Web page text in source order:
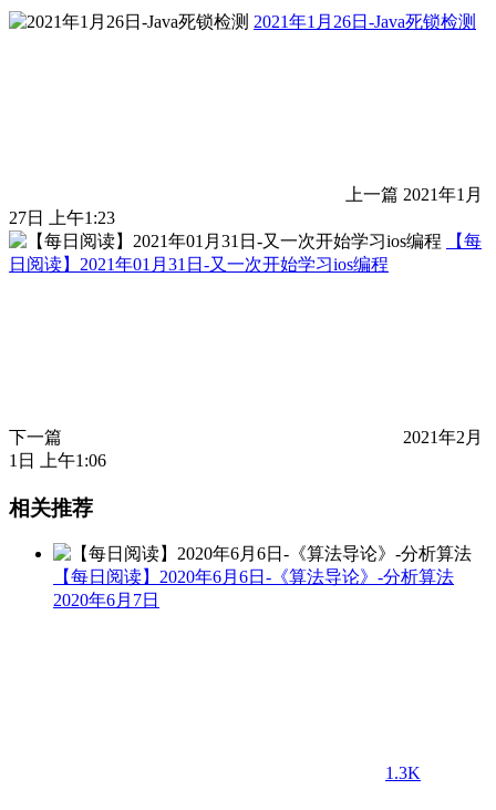
2021年1月26日-Java死锁检测
上一篇 2021年1月
27日 上午1:23
【每
日阅读】2021年01月31日-又一次开始学习ios编程
下一篇
2021年2月
1日 上午1:06
相关推荐
【每日阅读】2020年6月6日-《算法导论》-分析算法
2020年6月7日
1.3K